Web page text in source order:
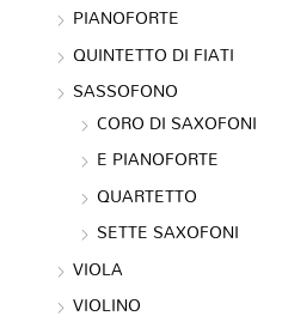
PIANOFORTE
QUINTETTO DI FIATI
SASSOFONO
CORO DI SAXOFONI
E PIANOFORTE
QUARTETTO
SETTE SAXOFONI
VIOLA
VIOLINO